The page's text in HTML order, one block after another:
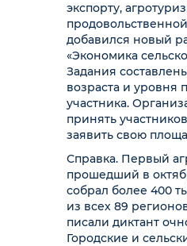
экспорту,
добавился новый
«Экономика
Задания
возраста и уровня
участника.
принять
заявить свою
Справка. Первый
прошедший в
собрал более 400
из всех 89
писали диктант
Городские и